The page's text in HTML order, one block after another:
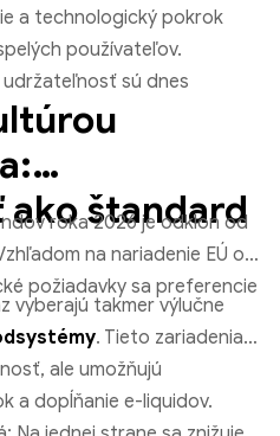
možnosti
a technologický pokrok
používateľov.
sú dnes
štandard
roka 2026 je odklon od
na nariadenie EÚ o
požiadavky sa preferencie
vyberajú takmer výlučne
. Tieto zariadenia
ale umožňujú
a dopĺňanie e-liquidov.